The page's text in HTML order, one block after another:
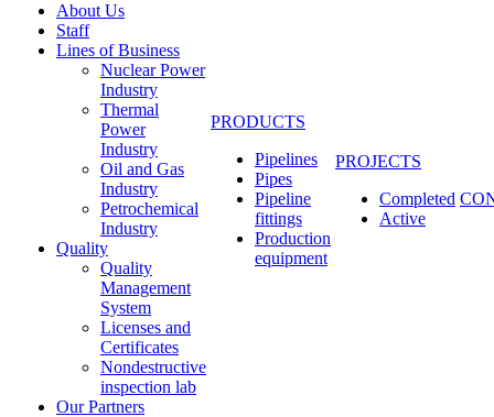
About Us
Staff
Lines of Business
Nuclear Power
Industry
Thermal
Power
Industry
Oil and Gas
Industry
Petrochemical
Industry
Quality
Quality
Management
System
Licenses and
Certificates
Nondestructive
inspection lab
Our Partners
PRODUCTS
Pipelines
Pipes
Pipeline
fittings
Production
equipment
PROJECTS
Completed
Active